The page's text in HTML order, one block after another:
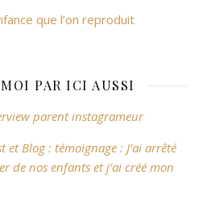
que l’on reproduit
PAR ICI AUSSI
parent instagrameur
et Blog : témoignage : J’ai arrêté
de nos enfants et j’ai créé mon